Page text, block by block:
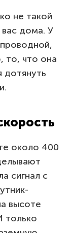
не такой
дома. У
то, что она
дотянуть
около 400
сигнал с
высоте
только